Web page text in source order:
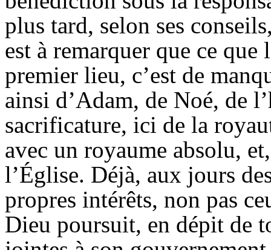
plus tard, selon ses
est à remarquer que ce
premier lieu, c’est de
ainsi d’Adam, de Noé, de
sacrificature, ici de la
avec un royaume absolu,
l’Église. Déjà, aux jours
propres intérêts, non pas
Dieu poursuit, en dépit de